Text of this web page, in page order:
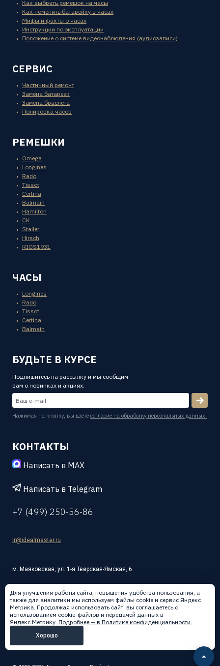
Как выбрать ремешок на часы
Как поменять батарейку в часах
Мифы и факты о часах
Инструкции по эксплуатации
Положение о системе видеонаблюдения (аудиозаписи)
СЕРВИС
Частичный ремонт
Замена батареек
Замена браслета
Полировка часов
РЕМЕШКИ
Omega
Longines
Rado
Tissot
Certina
Balmain
Hamilton
CK
Stailer
Hirsch
RIOS1931
ЧАСЫ
Longines
Rado
Tissot
Certina
Balmain
БУДЬТЕ В КУРСЕ
Подпишитесь на рассылку и мы сообщим
вам о новинках и акциях:
Нажимая на кнопку, вы даете согласие на обработку персональных данных.
КОНТАКТЫ
Написать в MAX
Написать в Telegram
+7 (499) 250-56-86
lr@idealmaster.ru
м. Маяковская, ул. 1-я Тверская-Ямская, 6
Написать в:
Для улучшения работы сайта, повышения удобства пользования, а
также для аналитики мы используем файлы cookie и сервис Яндекс
Метрика. Продолжая использовать сайт, вы соглашаетесь с
использованием cookie-файлов и передачей данных в
Яндекс.Метрику. Подробнее — в Политике конфиденциальности.
Хорошо